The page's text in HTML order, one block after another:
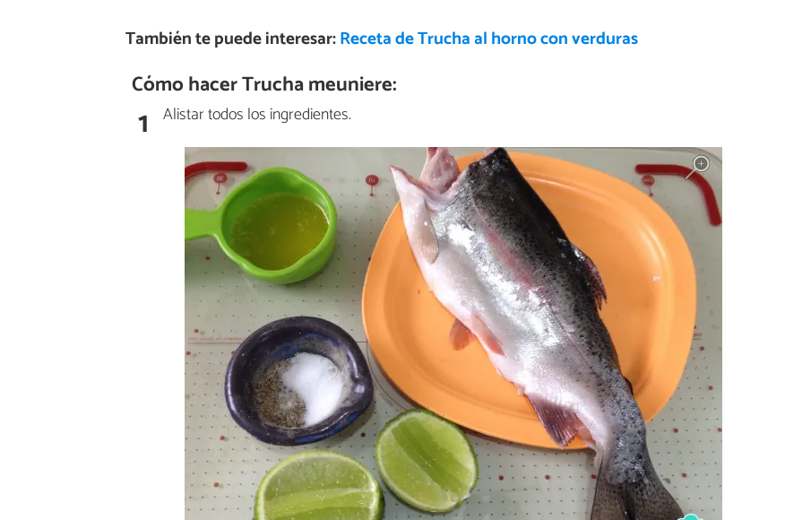
También te puede interesar:Receta de Trucha al horno con verduras
Cómo hacer Trucha meuniere:
1 Alistar todos los ingredientes.